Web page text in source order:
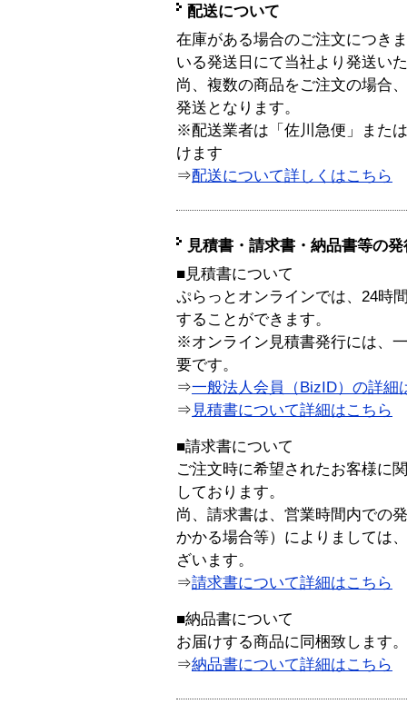
配送について
在庫がある場合のご注文につき
いる発送日にて当社より発送い
尚、複数の商品をご注文の場合
発送となります。
※配送業者は「佐川急便」また
けます
⇒配送について詳しくはこちら
見積書・請求書・納品書等の
■見積書について
ぷらっとオンラインでは、24時
することができます。
※オンライン見積書発行には、
要です。
⇒一般法人会員（BizID）の詳細
⇒ 見積書について詳細はこちら
■請求書について
ご注文時に希望されたお客様に
しております。
尚、請求書は、営業時間内での
かかる場合等）によりましては
ざいます。
⇒請求書について詳細はこちら
■納品書について
お届けする商品に同梱致します。
⇒納品書について詳細はこちら